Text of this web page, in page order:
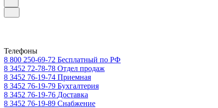
Телефоны
8 800 250-69-72 Бесплатный по РФ
8 3452 72-78-78 Отдел продаж
8 3452 76-19-74 Приемная
8 3452 76-19-79 Бухгалтерия
8 3452 76-19-76 Доставка
8 3452 76-19-89 Снабжение